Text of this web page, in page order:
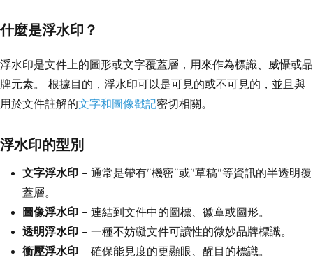
什麼是浮水印？
浮水印是文件上的圖形或文字覆蓋層，用來作為標識、威懾或品
牌元素。 根據目的，浮水印可以是可見的或不可見的，並且與
用於文件註解的文字和圖像戳記密切相關。
浮水印的型別
文字浮水印 – 通常是帶有"機密"或"草稿"等資訊的半透明覆
蓋層。
圖像浮水印 – 連結到文件中的圖標、徽章或圖形。
透明浮水印 – 一種不妨礙文件可讀性的微妙品牌標識。
衝壓浮水印 – 確保能見度的更顯眼、醒目的標識。